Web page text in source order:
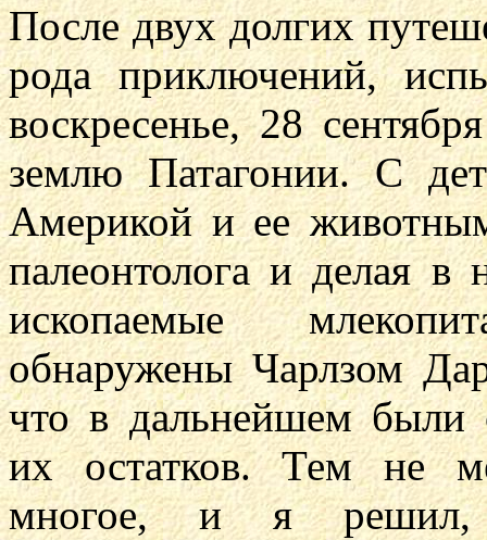
После двух долгих
рода приключений,
воскресенье, 28
землю Патагонии. С
Америкой и ее
палеонтолога и делая
ископаемые
обнаружены Чарлзом
что в дальнейшем были
их остатков. Тем не
многое, и я решил,